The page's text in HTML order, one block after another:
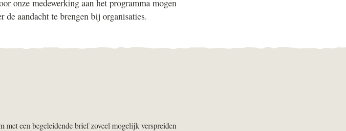
onze medewerking aan het programma mogen
aandacht te brengen bij organisaties.
een begeleidende brief zoveel mogelijk verspreiden